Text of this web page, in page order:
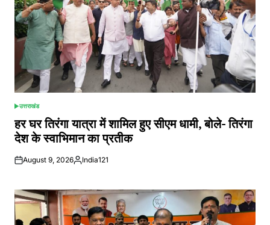
POSTED
IN
उत्तराखंड
हर घर तिरंगा यात्रा में शामिल हुए सीएम धामी, बोले- तिरंगा
देश के स्वाभिमान का प्रतीक
August 9, 2026Posted
India121